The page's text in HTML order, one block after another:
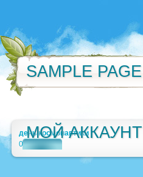
SAMPLE PAGE
МОЙ АККАУНТ
день космонавтики
0